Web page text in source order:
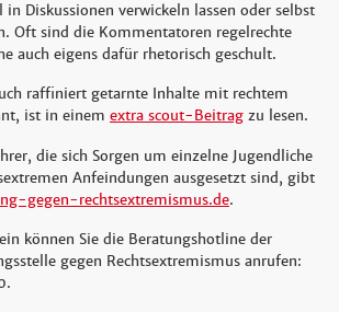
in Diskussionen verwickeln lassen oder selbst
Oft sind die Kommentatoren regelrechte
auch eigens dafür rhetorisch geschult.
raffiniert getarnte Inhalte mit rechtem
ist in einem extra scout-Beitrag zu lesen.
die sich Sorgen um einzelne Jugendliche
Anfeindungen ausgesetzt sind, gibt
gegen-rechtsextremismus.de.
können Sie die Beratungshotline der
gegen Rechtsextremismus anrufen: